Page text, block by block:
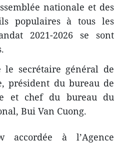
nationale et des
populaires à tous les
2021-2026 se sont
le secrétaire général de
président du bureau de
et chef du bureau du
Bui Van Cuong.
accordée à l’Agence